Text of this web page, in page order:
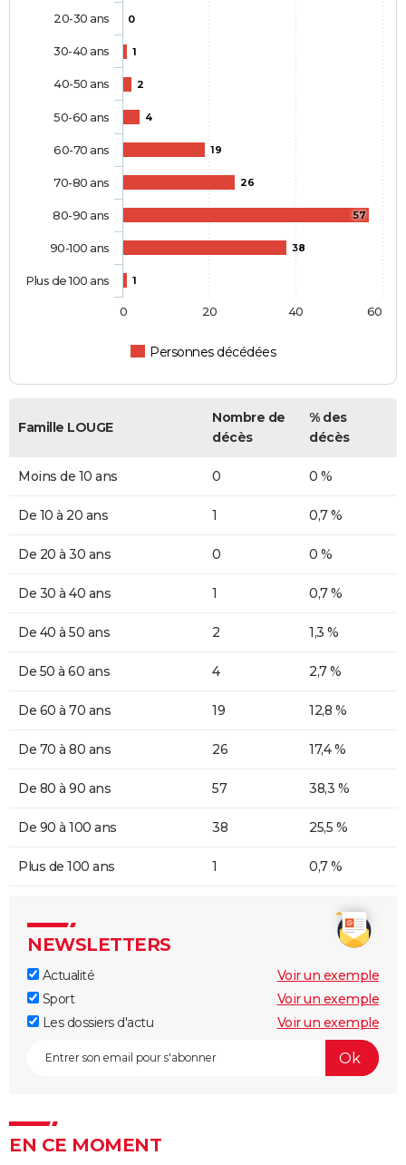
0
1
2
4
19
26
57
38
1
Personnes décédées
20-30 ans
30-40 ans
40-50 ans
50-60 ans
60-70 ans
70-80 ans
80-90 ans
90-100 ans
Plus de 100 ans
0 20 40 60
Famille LOUGE
Nombre de
décès
% des
décès
Moins de 10 ans 0 0 %
De 10 à 20 ans 1 0,7 %
De 20 à 30 ans 0 0 %
De 30 à 40 ans 1 0,7 %
De 40 à 50 ans 2 1,3 %
De 50 à 60 ans 4 2,7 %
De 60 à 70 ans 19 12,8 %
De 70 à 80 ans 26 17,4 %
De 80 à 90 ans 57 38,3 %
De 90 à 100 ans 38 25,5 %
Plus de 100 ans 1 0,7 %
NEWSLETTERS
Actualité
Voir un exemple
Sport
Voir un exemple
Les dossiers d'actu
Voir un exemple
EN CE MOMENT